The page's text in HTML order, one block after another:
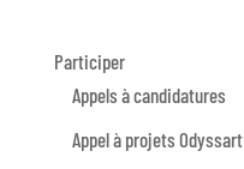
Participer
Appels à candidatures
Appel à projets Odyssart